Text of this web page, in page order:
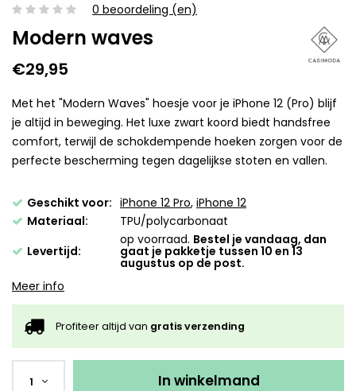
0 beoordeling (en)
Modern waves
€29,95
Met het "Modern Waves" hoesje voor je iPhone 12 (Pro) blijf
je altijd in beweging. Het luxe zwart koord biedt handsfree
comfort, terwijl de schokdempende hoeken zorgen voor de
perfecte bescherming tegen dagelijkse stoten en vallen.
Geschikt voor: iPhone 12 Pro, iPhone 12
Materiaal:
TPU/polycarbonaat
Levertijd:
op voorraad. Bestel je vandaag, dan
gaat je pakketje tussen 10 en 13
augustus op de post.
Meer info
Profiteer altijd van gratis verzending
1 In winkelmand